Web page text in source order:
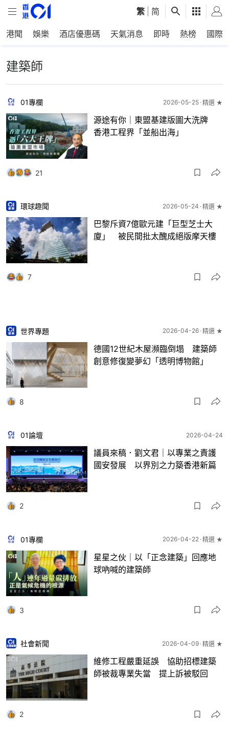
繁 简
港聞 娛樂 酒店優惠碼 天氣消息 即時 熱榜 國際
建築師
01專欄 2026-05-25 精選 ★
源途有你｜東盟基建版圖大洗牌
香港工程界「並船出海」
21
環球趣聞 2026-05-24 精選 ★
巴黎斥資7億歐元建「巨型芝士大
廈」 被民間批太醜成絕版摩天樓
7
世界專題 2026-04-26 精選 ★
德國12世紀木屋瀕臨倒塌 建築師
創意修復變夢幻「透明博物館」
8
01論壇 2026-04-24
議員來稿．劉文君｜以專業之責護
國安發展 以界別之力築香港新篇
2
01專欄 2026-04-22 精選 ★
星星之伙｜以「正念建築」回應地
球吶喊的建築師
3
社會新聞 2026-04-09 精選 ★
維修工程嚴重延誤 協助招標建築
師被裁專業失當 提上訴被駁回
2